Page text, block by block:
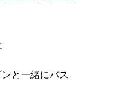
と一緒にバス